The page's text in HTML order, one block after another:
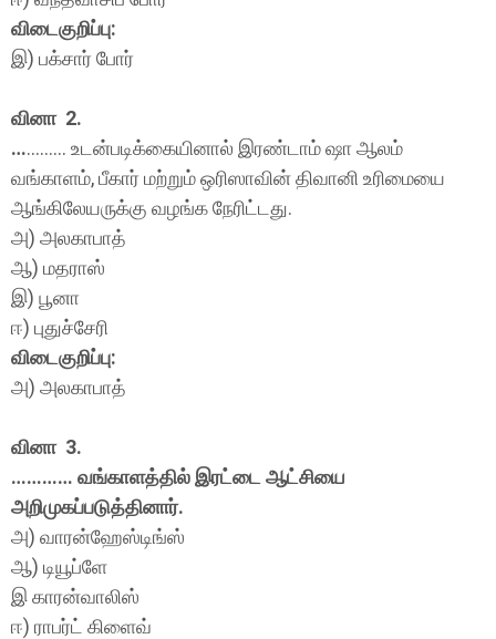
விடைகுறிப்பு:
இ) பக்சார் போர்
வினா 2.
………… உடன்படிக்கையினால் இரண்டாம் ஷா ஆலம்
வங்காளம், பீகார் மற்றும் ஒரிஸாவின் திவானி உரிமையை
ஆங்கிலேயருக்கு வழங்க நேரிட்டது.
அ) அலகாபாத்
ஆ) மதராஸ்
இ) பூனா
ஈ) புதுச்சேரி
விடைகுறிப்பு:
அ) அலகாபாத்
வினா 3.
………… வங்காளத்தில் இரட்டை ஆட்சியை
அறிமுகப்படுத்தினார்.
அ) வாரன்ஹேஸ்டிங்ஸ்
ஆ) டியூப்ளே
இ காரன்வாலிஸ்
ஈ) ராபர்ட் கிளைவ்